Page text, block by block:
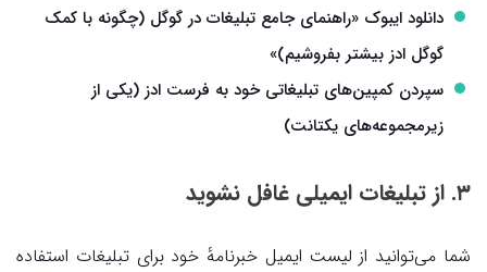
دانلود ایبوک «راهنمای جامع تبلیغات در گوگل (چگونه با کمک
گوگل ادز بیشتر بفروشیم)»
سپردن کمپین‌های تبلیغاتی خود به فرست ادز (یکی از
زیرمجموعه‌های یکتانت)
۳. از تبلیغات ایمیلی غافل نشوید
شما می‌توانید از لیست ایمیل خبرنامهٔ خود برای تبلیغات استفاده